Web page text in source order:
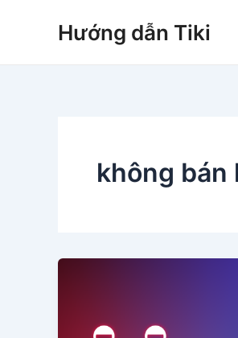
Hướng dẫn Tiki
không bán